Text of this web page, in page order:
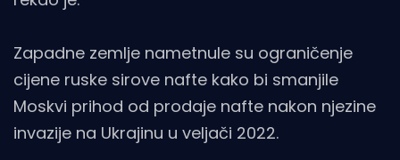
Zapadne zemlje nametnule su ograničenje
cijene ruske sirove nafte kako bi smanjile
Moskvi prihod od prodaje nafte nakon njezine
invazije na Ukrajinu u veljači 2022.